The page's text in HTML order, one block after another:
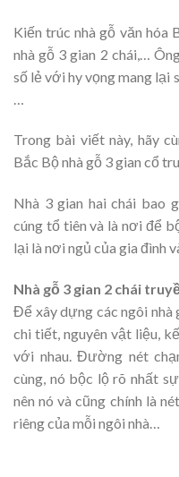
Kiến trúc nhà gỗ văn hóa
nhà gỗ 3 gian 2 chái,…
số lẻ với hy vọng mang lại
Trong bài viết này, hãy
Bắc Bộ nhà gỗ 3 gian cổ
Nhà 3 gian hai chái bao
cúng tổ tiên và là nơi để
lại là nơi ngủ của gia đình
Nhà gỗ 3 gian 2 chái
Để xây dựng các ngôi nhà
chi tiết, nguyên vật liệu,
với nhau. Đường nét
cùng, nó bộc lộ rõ nhất
nên nó và cũng chính là
riêng của mỗi ngôi nhà…